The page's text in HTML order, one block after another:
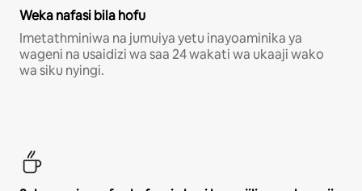
Weka nafasi bila hofu
Imetathminiwa na jumuiya yetu inayoaminika ya
wageni na usaidizi wa saa 24 wakati wa ukaaji wako
wa siku nyingi.